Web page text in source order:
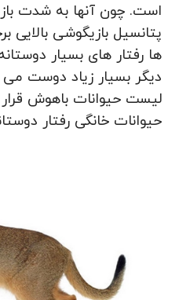
است. چون آنها به شدت
پتانسیل بازیگوشی بالایی
ها رفتار های بسیار
دیگر بسیار زیاد دوست
لیست حیوانات باهوش قرار
حیوانات خانگی رفتار